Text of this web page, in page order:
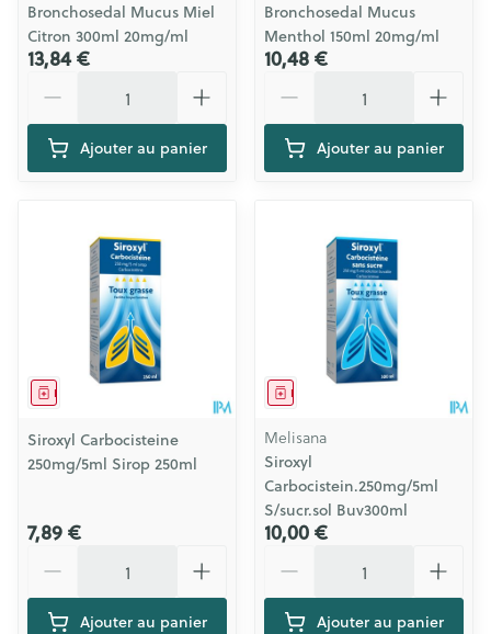
Bronchosedal Mucus Miel
Citron 300ml 20mg/ml
13,84 €
Ajouter au panier
Bronchosedal Mucus
Menthol 150ml 20mg/ml
10,48 €
Ajouter au panier
Médicament
Siroxyl Carbocisteine
250mg/5ml Sirop 250ml
7,89 €
Ajouter au panier
Médicament
Melisana
Siroxyl
Carbocistein.250mg/5ml
S/sucr.sol Buv300ml
10,00 €
Ajouter au panier